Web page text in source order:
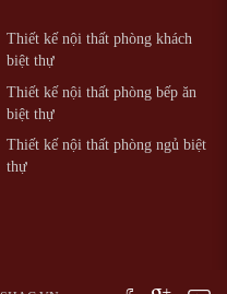
Thiết kế nội thất phòng khách
biệt thự
Thiết kế nội thất phòng bếp ăn
biệt thự
Thiết kế nội thất phòng ngủ biệt
thự